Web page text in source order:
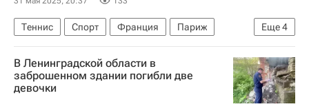
Еще4
Теннис Спорт Франция
Париж
США
Мэдисон Киз
София Кенин
Ролан Гаррос
В Ленинградской области в
заброшенном здании погибли две
девочки